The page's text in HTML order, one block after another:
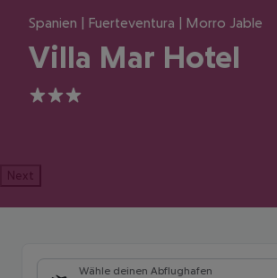
Spanien | Fuerteventura | Morro Jable
Villa Mar Hotel
3
Next
Wähle deinen Abflughafen